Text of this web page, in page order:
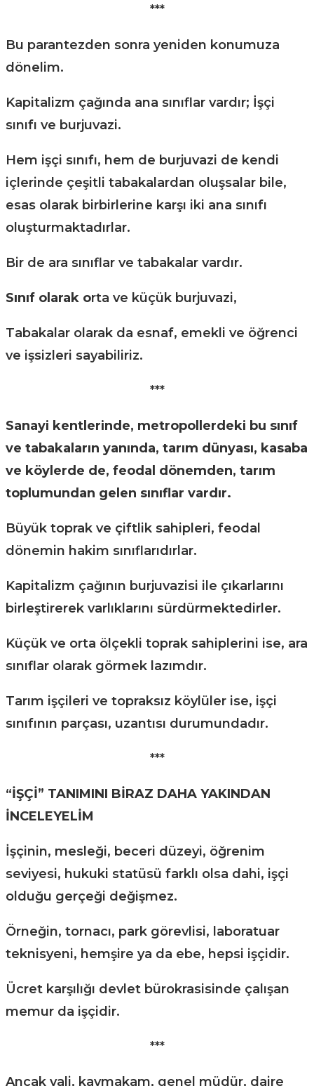
***
Bu parantezden sonra yeniden konumuza
dönelim.
Kapitalizm çağında ana sınıflar vardır; İşçi
sınıfı ve burjuvazi.
Hem işçi sınıfı, hem de burjuvazi de kendi
içlerinde çeşitli tabakalardan oluşsalar bile,
esas olarak birbirlerine karşı iki ana sınıfı
oluşturmaktadırlar.
Bir de ara sınıflar ve tabakalar vardır.
Sınıf olarak orta ve küçük burjuvazi,
Tabakalar olarak da esnaf, emekli ve öğrenci
ve işsizleri sayabiliriz.
***
Sanayi kentlerinde, metropollerdeki bu sınıf
ve tabakaların yanında, tarım dünyası, kasaba
ve köylerde de, feodal dönemden, tarım
toplumundan gelen sınıflar vardır.
Büyük toprak ve çiftlik sahipleri, feodal
dönemin hakim sınıflarıdırlar.
Kapitalizm çağının burjuvazisi ile çıkarlarını
birleştirerek varlıklarını sürdürmektedirler.
Küçük ve orta ölçekli toprak sahiplerini ise, ara
sınıflar olarak görmek lazımdır.
Tarım işçileri ve topraksız köylüler ise, işçi
sınıfının parçası, uzantısı durumundadır.
***
“İŞÇİ” TANIMINI BİRAZ DAHA YAKINDAN
İNCELEYELİM
İşçinin, mesleği, beceri düzeyi, öğrenim
seviyesi, hukuki statüsü farklı olsa dahi, işçi
olduğu gerçeği değişmez.
Örneğin, tornacı, park görevlisi, laboratuar
teknisyeni, hemşire ya da ebe, hepsi işçidir.
Ücret karşılığı devlet bürokrasisinde çalışan
memur da işçidir.
***
Ancak vali, kaymakam, genel müdür, daire